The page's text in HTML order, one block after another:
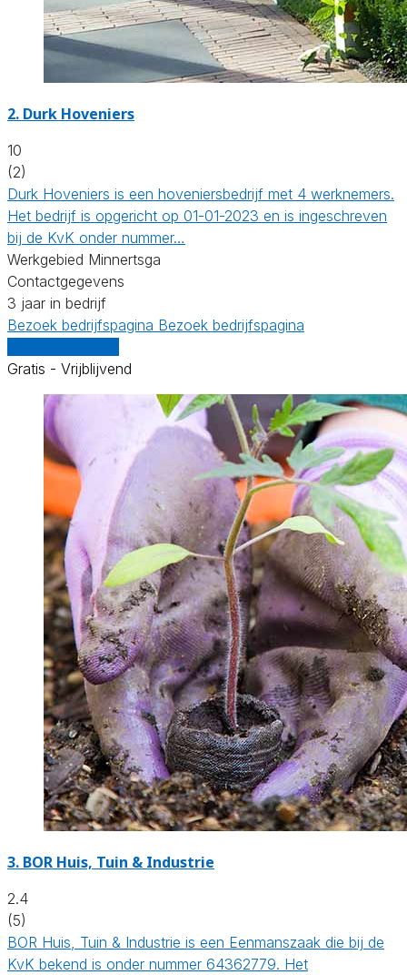
2. Durk Hoveniers
10
(2)
Durk Hoveniers is een hoveniersbedrijf met 4 werknemers.
Het bedrijf is opgericht op 01-01-2023 en is ingeschreven
bij de KvK onder nummer…
Werkgebied Minnertsga
Contactgegevens
3 jaar in bedrijf
Bezoek bedrijfspagina Bezoek bedrijfspagina
Gratis - Vrijblijvend
3. BOR Huis, Tuin & Industrie
2.4
(5)
BOR Huis, Tuin & Industrie is een Eenmanszaak die bij de
KvK bekend is onder nummer 64362779. Het